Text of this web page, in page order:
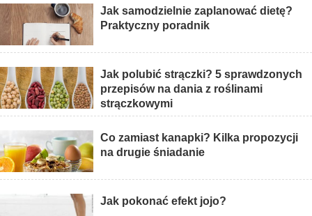
Jak samodzielnie zaplanować dietę?
Praktyczny poradnik
Jak polubić strączki? 5 sprawdzonych
przepisów na dania z roślinami
strączkowymi
Co zamiast kanapki? Kilka propozycji
na drugie śniadanie
Jak pokonać efekt jojo?